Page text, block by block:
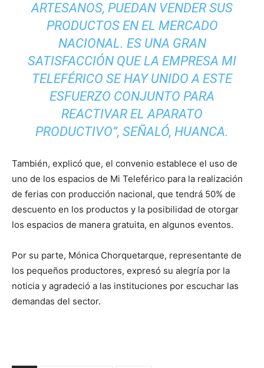
ARTESANOS, PUEDAN VENDER SUS
PRODUCTOS EN EL MERCADO
NACIONAL. ES UNA GRAN
SATISFACCIÓN QUE LA EMPRESA MI
TELEFÉRICO SE HAY UNIDO A ESTE
ESFUERZO CONJUNTO PARA
REACTIVAR EL APARATO
PRODUCTIVO”, SEÑALÓ, HUANCA.
También, explicó que, el convenio establece el uso de
uno de los espacios de Mi Teleférico para la realización
de ferias con producción nacional, que tendrá 50% de
descuento en los productos y la posibilidad de otorgar
los espacios de manera gratuita, en algunos eventos.
Por su parte, Mónica Chorquetarque, representante de
los pequeños productores, expresó su alegría por la
noticia y agradeció a las instituciones por escuchar las
demandas del sector.